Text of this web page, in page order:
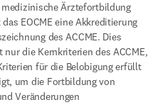
Ärztefortbildung
EOCME eine Akkreditierung
des ACCME. Dies
nur die Kernkriterien des ACCME,
für die Belobigung erfüllt
um die Fortbildung von
Veränderungen